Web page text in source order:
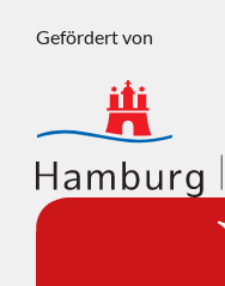
Gefördert von